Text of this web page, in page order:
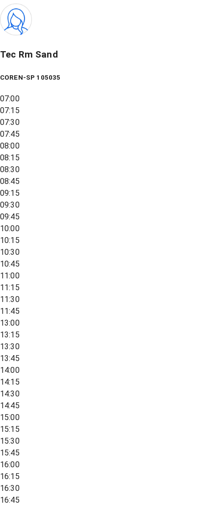
Tec Rm Sand
COREN-SP 105035
07:00
07:15
07:30
07:45
08:00
08:15
08:30
08:45
09:15
09:30
09:45
10:00
10:15
10:30
10:45
11:00
11:15
11:30
11:45
13:00
13:15
13:30
13:45
14:00
14:15
14:30
14:45
15:00
15:15
15:30
15:45
16:00
16:15
16:30
16:45